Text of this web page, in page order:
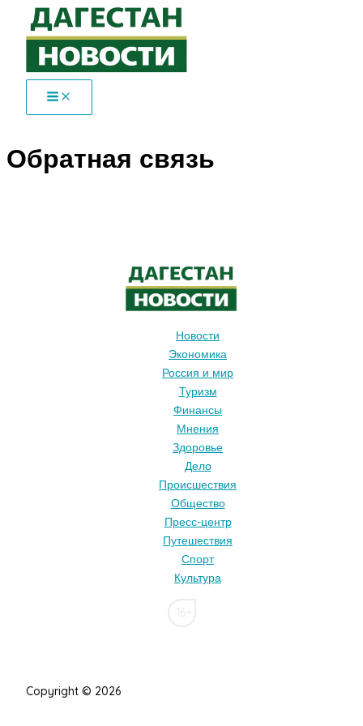
Перейти
содержимому
Обратная связь
Новости
Экономика
Россия и мир
Туризм
Финансы
Мнения
Здоровье
Дело
Происшествия
Общество
Пресс-центр
Путешествия
Спорт
Культура
Copyright © 2026